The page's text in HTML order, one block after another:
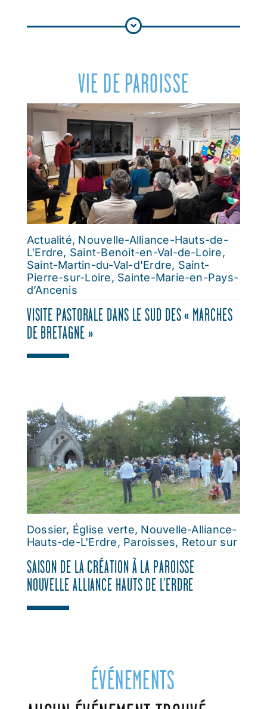
Jaille (Eglise paroissiale)
Horaires de la paroisse
Signalez
une erreur
sam. 15 août 2026 - Assomption
dim. 16 août 2026
sam. 22 août 2026
dim. 23 août 2026
sam. 29 août 2026
dim. 30 août 2026
dim. 6 sept. 2026
dim. 13 sept. 2026
sam. 19 sept. 2026
dim. 20 sept. 2026
sam. 26 sept. 2026
dim. 27 sept. 2026
sam. 3 oct. 2026
sam. 10 oct. 2026
VIE DE PAROISSE
Actualité, Nouvelle-Alliance-Hauts-de-
L'Erdre, Saint-Benoit-en-Val-de-Loire,
Saint-Martin-du-Val-d'Erdre, Saint-
Pierre-sur-Loire, Sainte-Marie-en-Pays-
d’Ancenis
VISITE PASTORALE DANS LE SUD DES « MARCHES
DE BRETAGNE »
Dossier, Église verte, Nouvelle-Alliance-
Hauts-de-L'Erdre, Paroisses, Retour sur
SAISON DE LA CRÉATION À LA PAROISSE
NOUVELLE ALLIANCE HAUTS DE L’ERDRE
ÉVÉNEMENTS